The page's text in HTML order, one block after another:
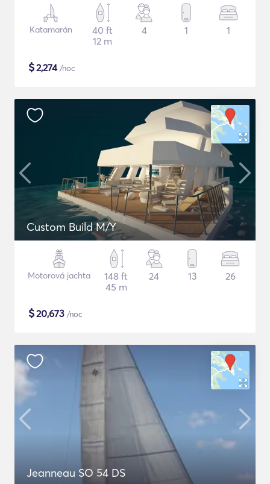
Katamarán
40 ft
12 m
4 1 1
$2,274/noc
Custom Build M/Y
Motorová jachta
148 ft
45 m
24 13 26
$20,673 /noc
Jeanneau SO 54 DS